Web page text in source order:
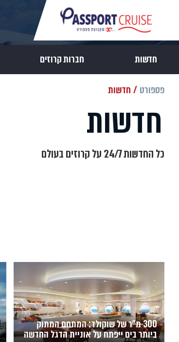
חדשות חברות קרוזים
פספורט חדשות
חדשות
כל החדשות 24/7 על קרוזים בעולם
300 מ"ר של שוקולד: המתחם המתוק
ביותר בים ייפתח על אוניית הדגל החדשה